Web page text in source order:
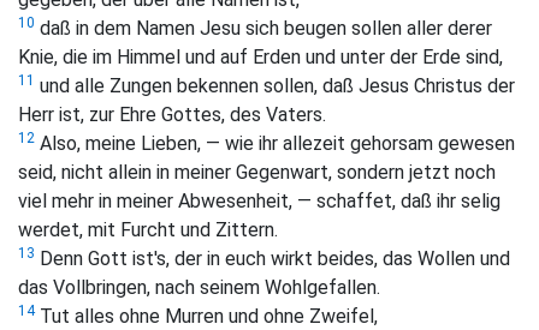
10 daß in dem Namen Jesu sich beugen sollen aller derer
Knie, die im Himmel und auf Erden und unter der Erde sind,
11 und alle Zungen bekennen sollen, daß Jesus Christus der
Herr ist, zur Ehre Gottes, des Vaters.
12 Also, meine Lieben, — wie ihr allezeit gehorsam gewesen
seid, nicht allein in meiner Gegenwart, sondern jetzt noch
viel mehr in meiner Abwesenheit, — schaffet, daß ihr selig
werdet, mit Furcht und Zittern.
13 Denn Gott ist's, der in euch wirkt beides, das Wollen und
das Vollbringen, nach seinem Wohlgefallen.
14Tut alles ohne Murren und ohne Zweifel,